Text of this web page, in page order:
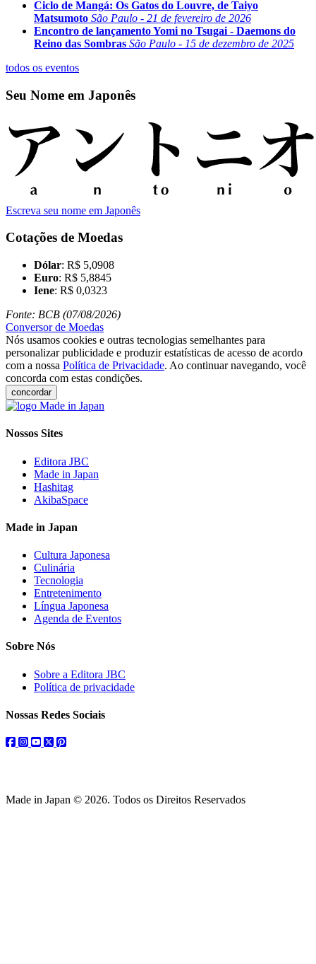
Ciclo de Mangá: Os Gatos do Louvre, de Taiyo
Matsumoto São Paulo - 21 de fevereiro de 2026
Encontro de lançamento Yomi no Tsugai - Daemons do
Reino das Sombras São Paulo - 15 de dezembro de 2025
todos os eventos
Seu Nome em Japonês
Escreva seu nome em Japonês
Cotações de Moedas
Dólar: R$ 5,0908
Euro: R$ 5,8845
Iene: R$ 0,0323
Fonte: BCB (07/08/2026)
Conversor de Moedas
Nós usamos cookies e outras tecnologias semelhantes para
personalizar publicidade e produzir estatísticas de acesso de acordo
com a nossa Política de Privacidade. Ao continuar navegando, você
concorda com estas condições.
concordar
Nossos Sites
Editora JBC
Made in Japan
Hashitag
AkibaSpace
Made in Japan
Cultura Japonesa
Culinária
Tecnologia
Entretenimento
Língua Japonesa
Agenda de Eventos
Sobre Nós
Sobre a Editora JBC
Política de privacidade
Nossas Redes Sociais
facebook
instagram
youtube
twitterpinterest
Made in Japan © 2026. Todos os Direitos Reservados